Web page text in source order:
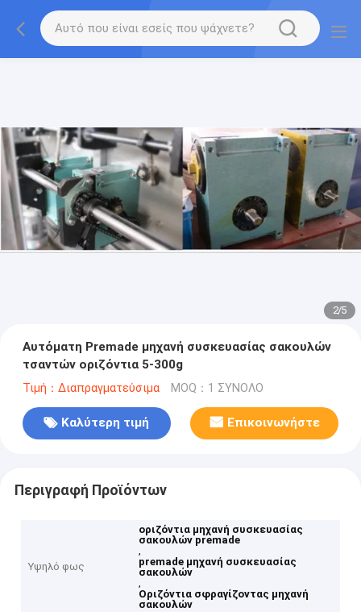
2/5
Αυτόματη Premade μηχανή συσκευασίας σακουλών
τσαντών οριζόντια 5-300g
Τιμή：Διαπραγματεύσιμα MOQ：1 ΣΥΝΟΛΟ
Καλύτερη τιμή Επικοινωνήστε
Περιγραφή Προϊόντων
Υψηλό φως
οριζόντια μηχανή συσκευασίας
σακουλών premade
,
premade μηχανή συσκευασίας
σακουλών
,
Οριζόντια σφραγίζοντας μηχανή
σακουλών